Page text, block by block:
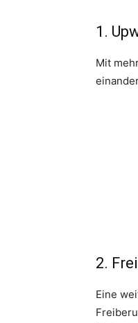
1.
Mit
2.
Eine